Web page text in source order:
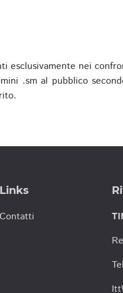
esclusivamente nei
.sm al pubblico
Links
Contatti